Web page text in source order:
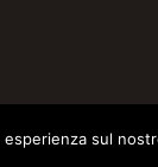
sul